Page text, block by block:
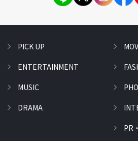
PICK UP
ENTERTAINMENT
MUSIC
DRAMA
PR